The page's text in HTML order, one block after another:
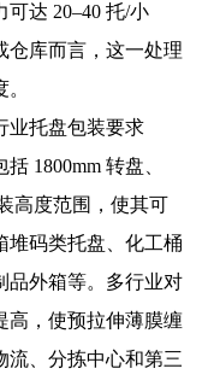
达 20–40 托/小
仓库而言，这一处理
业托盘包装要求
1800mm 转盘、
高度范围，使其可
堆码类托盘、化工桶
品外箱等。多行业对
高，使预拉伸薄膜缠
流、分拣中心和第三